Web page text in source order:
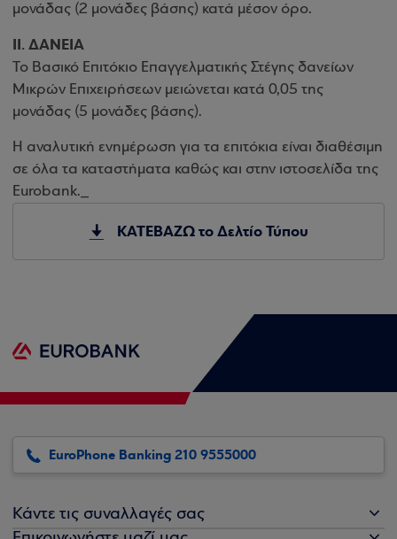
μονάδας (2 μονάδες βάσης) κατά μέσον όρο.
II. ΔΑΝΕΙΑ
Το Βασικό Επιτόκιο Επαγγελματικής Στέγης δανείων
Μικρών Επιχειρήσεων μειώνεται κατά 0,05 της
μονάδας (5 μονάδες βάσης).
Η αναλυτική ενημέρωση για τα επιτόκια είναι διαθέσιμη
σε όλα τα καταστήματα καθώς και στην ιστοσελίδα της
Eurobank._
ΚΑΤΕΒΑΖΩ το Δελτίο Τύπου
EuroPhone Banking 210 9555000
Κάντε τις συναλλαγές σας